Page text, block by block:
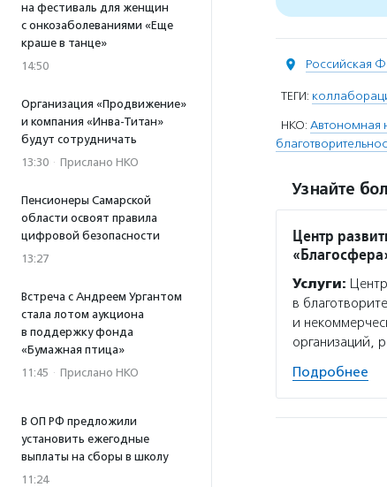
на фестиваль для женщин
с онкозаболеваниями «Еще
краше в танце»
14:50
Организация «Продвижение»
и компания «Инва-Титан»
будут сотрудничать
13:30 · Прислано НКО
Пенсионеры Самарской
области освоят правила
цифровой безопасности
13:27
Встреча с Андреем Ургантом
стала лотом аукциона
в поддержку фонда
«Бумажная птица»
11:45 · Прислано НКО
В ОП РФ предложили
установить ежегодные
выплаты на сборы в школу
11:24
Российская
ТЕГИ:
НКО: Автономная
Узнайте
Центр
Услуги:
в
и
организаций,
Подробнее